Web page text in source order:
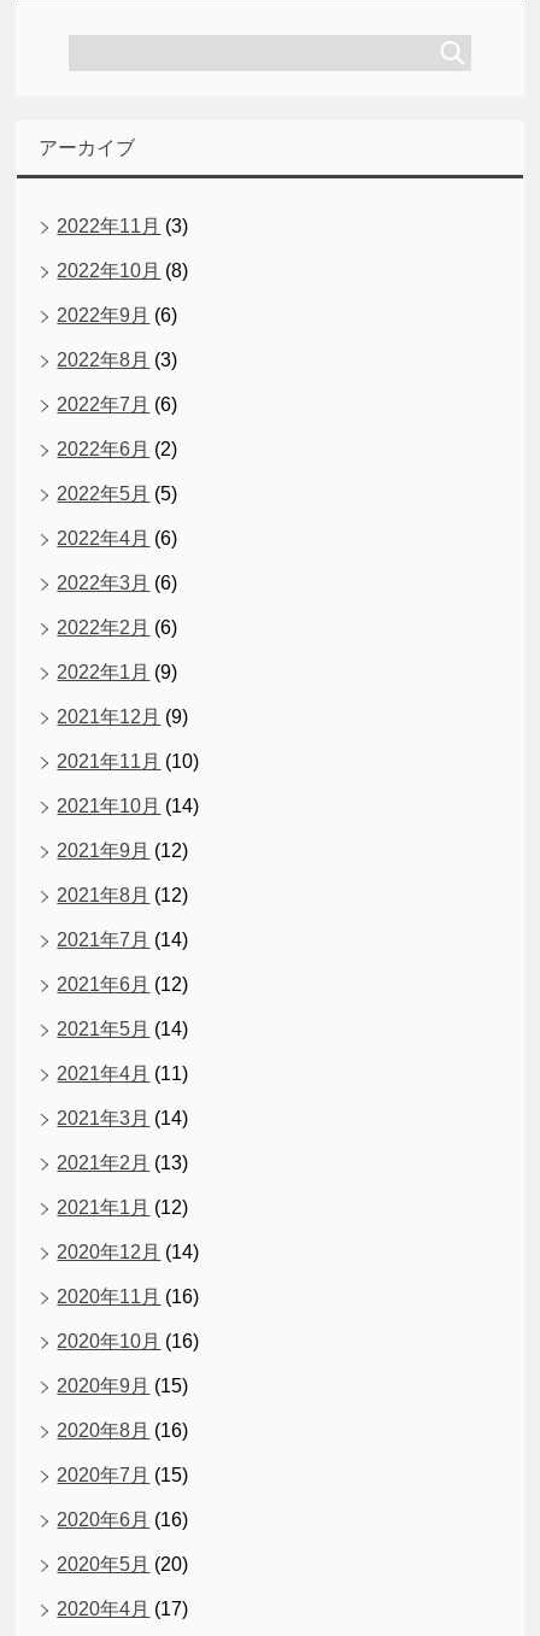
アーカイブ
2022年11月 (3)
2022年10月 (8)
2022年9月 (6)
2022年8月 (3)
2022年7月 (6)
2022年6月 (2)
2022年5月 (5)
2022年4月 (6)
2022年3月 (6)
2022年2月 (6)
2022年1月 (9)
2021年12月 (9)
2021年11月 (10)
2021年10月 (14)
2021年9月 (12)
2021年8月 (12)
2021年7月 (14)
2021年6月 (12)
2021年5月 (14)
2021年4月 (11)
2021年3月 (14)
2021年2月 (13)
2021年1月 (12)
2020年12月 (14)
2020年11月 (16)
2020年10月 (16)
2020年9月 (15)
2020年8月 (16)
2020年7月 (15)
2020年6月 (16)
2020年5月 (20)
2020年4月 (17)